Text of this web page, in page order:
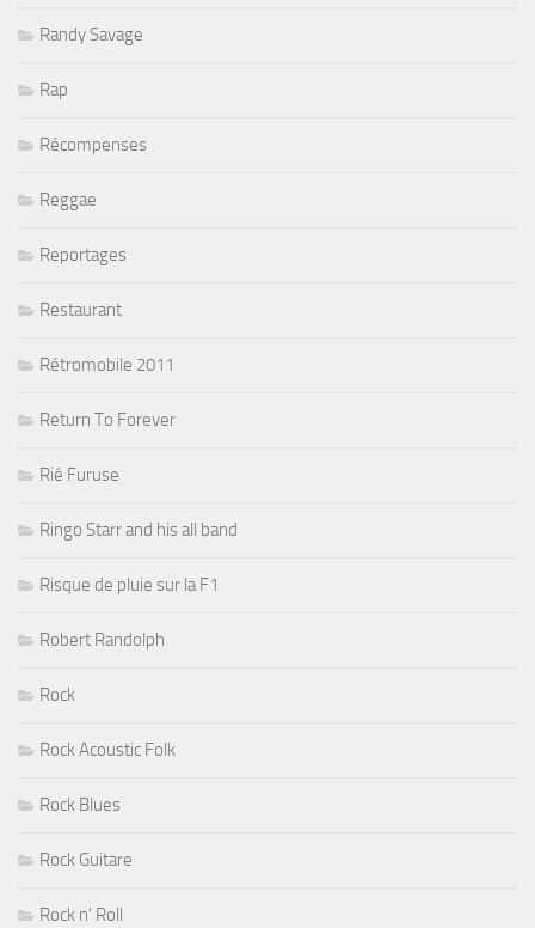
Randy Savage
Rap
Récompenses
Reggae
Reportages
Restaurant
Rétromobile 2011
Return To Forever
Rié Furuse
Ringo Starr and his all band
Risque de pluie sur la F1
Robert Randolph
Rock
Rock Acoustic Folk
Rock Blues
Rock Guitare
Rock n' Roll